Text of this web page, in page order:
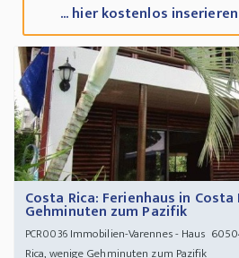
... hier kostenlos inserieren
Costa Rica: Ferienhaus in Costa
Gehminuten zum Pazifik
PCR0036Immobilien-Varennes - Haus
Rica, wenige Gehminuten zum Pazifik